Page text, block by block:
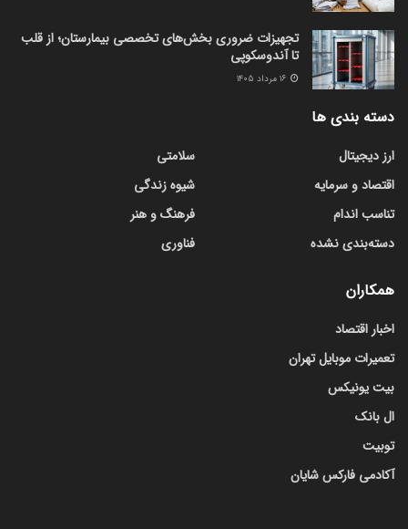
تجهیزات ضروری بخش‌های تخصصی بیمارستان؛ از قلب
تا آندوسکوپی
دسته بندی ها
ارز دیجیتال
اقتصاد و سرمایه
تناسب اندام
دسته‌بندی نشده
سلامتی
شیوه زندگی
فرهنگ و هنر
فناوری
همکاران
اخبار اقتصاد
تعمیرات موبایل تهران
بیت یونیکس
ال بانک
توبیت
آکادمی فارکس شایان